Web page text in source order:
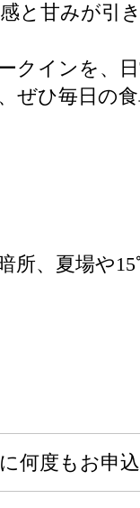
と甘みが引
クインを、
ぜひ毎日の
所、夏場や
何度もお申